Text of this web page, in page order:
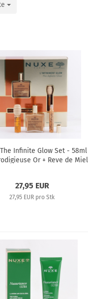
Infinite Glow Set - 58ml
Or + Reve de Miel
27,95 EUR
27,95 EUR pro Stk